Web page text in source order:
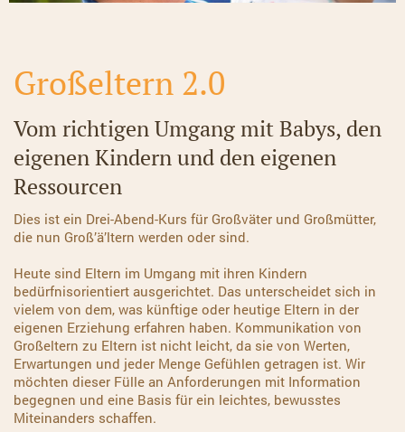
Großeltern 2.0
Vom richtigen Umgang mit Babys, den
eigenen Kindern und den eigenen
Ressourcen
Dies ist ein Drei-Abend-Kurs für Großväter und Großmütter,
die nun Groß’ä’ltern werden oder sind.
Heute sind Eltern im Umgang mit ihren Kindern
bedürfnisorientiert ausgerichtet. Das unterscheidet sich in
vielem von dem, was künftige oder heutige Eltern in der
eigenen Erziehung erfahren haben. Kommunikation von
Großeltern zu Eltern ist nicht leicht, da sie von Werten,
Erwartungen und jeder Menge Gefühlen getragen ist. Wir
möchten dieser Fülle an Anforderungen mit Information
begegnen und eine Basis für ein leichtes, bewusstes
Miteinanders schaffen.